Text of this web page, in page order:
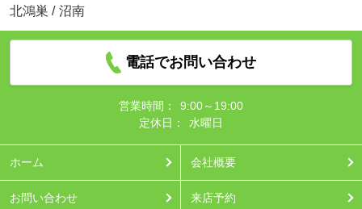
北鴻巣 / 沼南
電話でお問い合わせ
営業時間：
9:00～19:00
定休日：
水曜日
ホーム 会社概要
お問い合わせ 来店予約